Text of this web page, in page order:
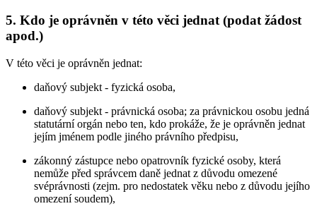
5. Kdo je oprávněn v této věci jednat (podat žádost
apod.)
V této věci je oprávněn jednat:
daňový subjekt - fyzická osoba,
daňový subjekt - právnická osoba; za právnickou osobu jedná
statutární orgán nebo ten, kdo prokáže, že je oprávněn jednat
jejím jménem podle jiného právního předpisu,
zákonný zástupce nebo opatrovník fyzické osoby, která
nemůže před správcem daně jednat z důvodu omezené
svéprávnosti (zejm. pro nedostatek věku nebo z důvodu jejího
omezení soudem),